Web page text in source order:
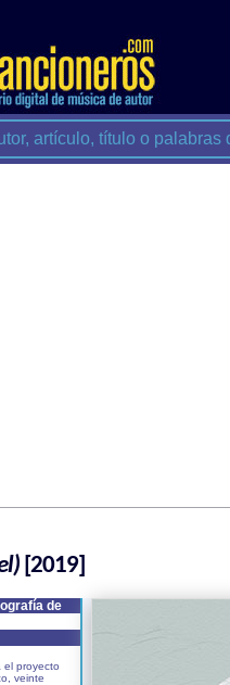
[2019]
de
el proyecto
veinte